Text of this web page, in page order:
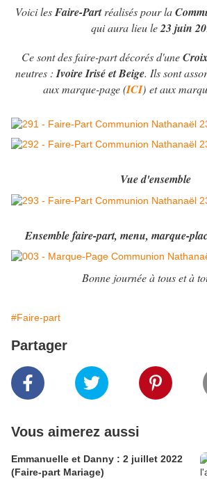
Voici lesFaire-Partréalisés pour la
qui aura lieu le23 juin
Ce sont des faire-part décorés d'une
neutres : Ivoire Irisé et Beige. Ils sont
aux marque-page (ICI) et aux
Vue d'ensemble
Ensemble faire-part, menu, marque-
Bonne journée à tous et à
#Faire-part
Partager
Vous aimerez aussi
Emmanuelle et Danny : 2 juillet 2022
(Faire-part Mariage)